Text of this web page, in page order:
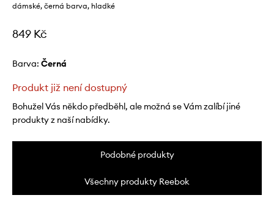
dámské, černá barva, hladké
849 Kč
Barva: černá
Produkt již není dostupný
Bohužel Vás někdo předběhl, ale možná se Vám zalíbí jiné
produkty z naší nabídky.
Podobné produkty
Všechny produkty Reebok